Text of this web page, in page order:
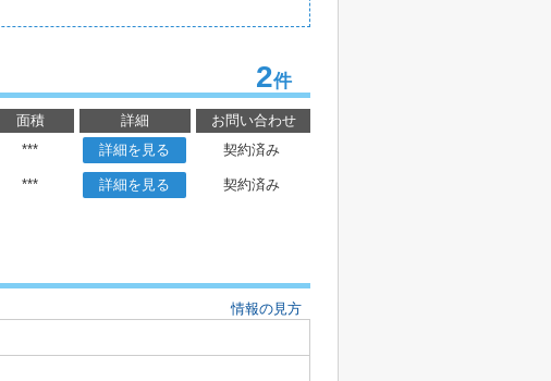
2件
面積 詳細
お問い合わせ
*** 詳細を見る 契約済み
*** 詳細を見る
契約済み
情報の見方